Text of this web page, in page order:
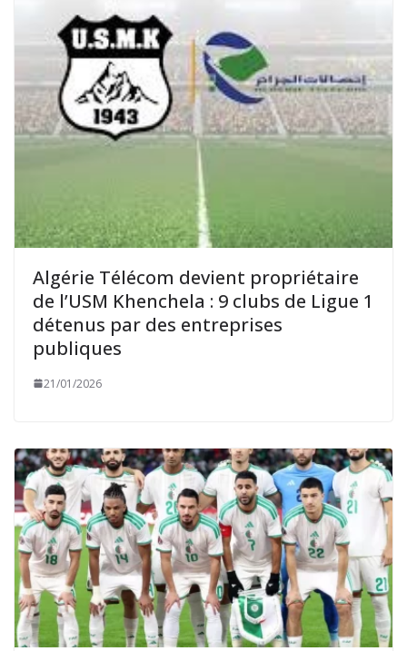
Algérie Télécom devient propriétaire
de l’USM Khenchela : 9 clubs de Ligue 1
détenus par des entreprises
publiques
21/01/2026